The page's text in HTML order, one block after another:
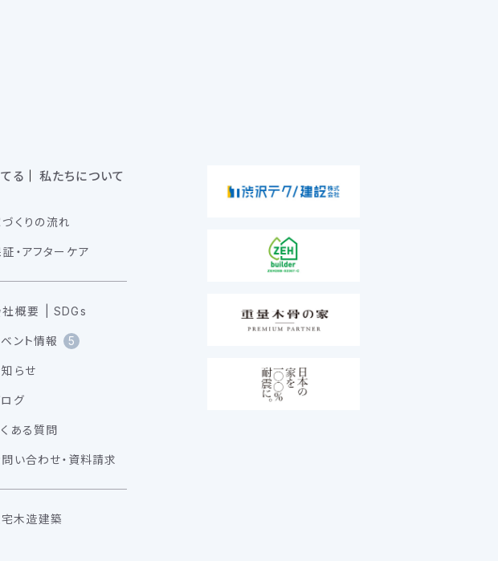
る 私たちについて
づくりの流れ
・アフターケア
社概要 SDGs
ント情報 5
知らせ
グ
ある質問
問い合わせ・資料請求
木造建築